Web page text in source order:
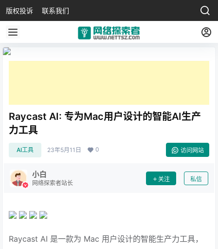
版权投诉 联系我们
Raycast AI: 专为Mac用户设计的智能AI生产
力工具
AI工具 23年5月11日 0 访问网站
小白
网络探索者站长
关注 私信
Raycast AI 是一款为 Mac 用户设计的智能生产力工具，